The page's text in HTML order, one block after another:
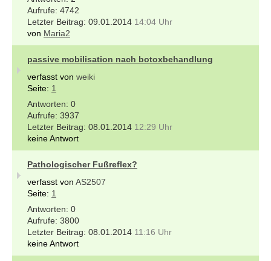
4742
09.01.2014 14:04 Uhr
von Maria2
passive mobilisation nach botoxbehandlung
verfasst von weiki
Seite: 1
0
3937
08.01.2014 12:29 Uhr
keine Antwort
Pathologischer Fußreflex?
verfasst von AS2507
Seite: 1
0
3800
08.01.2014 11:16 Uhr
keine Antwort